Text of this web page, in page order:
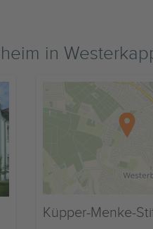
in
Küpper-Menke-